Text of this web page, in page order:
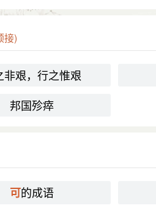
接)
非艰，行之惟艰
邦国殄瘁
可的成语